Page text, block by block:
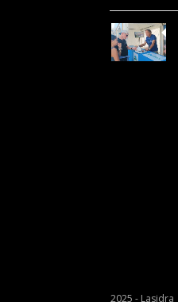
2025 - Lasidra